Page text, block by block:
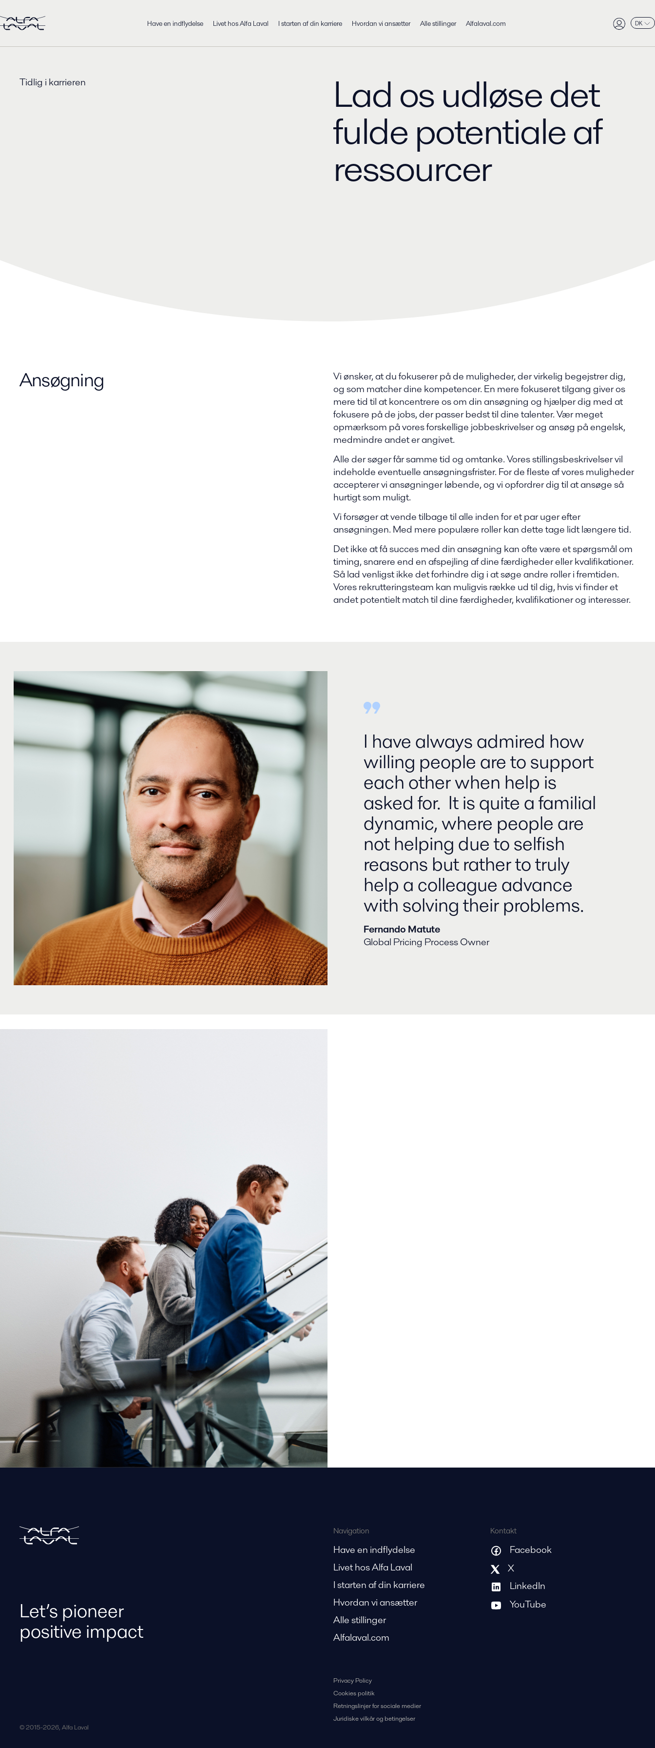
Have en indflydelse Livet hos Alfa Laval I starten af din karriere Hvordan vi ansætter Alle stillinger Alfalaval.com DK
Tidlig i karrieren Lad os udløse det
fulde potentiale af
ressourcer
Ansøgning
Vi ønsker, at du fokuserer på de muligheder, der virkelig begejstrer dig,
og som matcher dine kompetencer. En mere fokuseret tilgang giver os
mere tid til at koncentrere os om din ansøgning og hjælper dig med at
fokusere på de jobs, der passer bedst til dine talenter. Vær meget
opmærksom på vores forskellige jobbeskrivelser og ansøg på engelsk,
medmindre andet er angivet.
Alle der søger får samme tid og omtanke. Vores stillingsbeskrivelser vil
indeholde eventuelle ansøgningsfrister. For de fleste af vores muligheder
accepterer vi ansøgninger løbende, og vi opfordrer dig til at ansøge så
hurtigt som muligt.
Vi forsøger at vende tilbage til alle inden for et par uger efter
ansøgningen. Med mere populære roller kan dette tage lidt længere tid.
Det ikke at få succes med din ansøgning kan ofte være et spørgsmål om
timing, snarere end en afspejling af dine færdigheder eller kvalifikationer.
Så lad venligst ikke det forhindre dig i at søge andre roller i fremtiden.
Vores rekrutteringsteam kan muligvis række ud til dig, hvis vi finder et
andet potentielt match til dine færdigheder, kvalifikationer og interesser.
I have always admired how
willing people are to support
each other when help is
asked for. It is quite a familial
dynamic, where people are
not helping due to selfish
reasons but rather to truly
help a colleague advance
with solving their problems.
Fernando Matute
Global Pricing Process Owner
Let’s pioneer
positive impact
Navigation
Have en indflydelse
Livet hos Alfa Laval
I starten af din karriere
Hvordan vi ansætter
Alle stillinger
Alfalaval.com
Privacy Policy
Cookies politik
Retningslinjer for sociale medier
Juridiske vilkår og betingelser
Kontakt
Facebook
X
LinkedIn
YouTube
© 2015-2026, Alfa Laval